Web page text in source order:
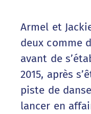
Armel et
deux comme
avant de
2015, après
piste de
lancer en